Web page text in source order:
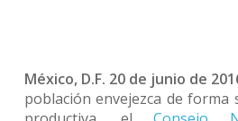
México, D.F. 20 de junio de
población envejezca de forma